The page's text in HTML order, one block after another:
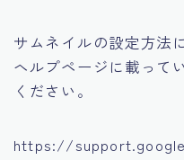
サムネイルの設定方法
ヘルプページに載って
ください。
https://